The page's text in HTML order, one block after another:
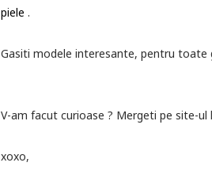
piele .
Gasiti modele interesante, pentru toate
V-am facut curioase ? Mergeti pe site-
xoxo,